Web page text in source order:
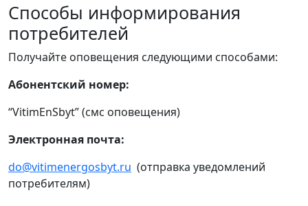
Способы информирования
потребителей
Получайте оповещения следующими способами:
Абонентский номер:
“VitimEnSbyt” (смс оповещения)
Электронная почта:
do@vitimenergosbyt.ru (отправка уведомлений
потребителям)